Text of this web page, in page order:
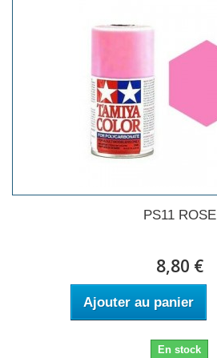
PS11 ROSE
8,80 €
Ajouter au panier
En stock